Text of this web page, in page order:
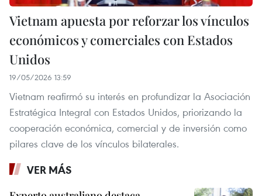
Vietnam apuesta por reforzar los vínculos
económicos y comerciales con Estados
Unidos
19/05/2026 13:59
Vietnam reafirmó su interés en profundizar la Asociación
Estratégica Integral con Estados Unidos, priorizando la
cooperación económica, comercial y de inversión como
pilares clave de los vínculos bilaterales.
VER MÁS